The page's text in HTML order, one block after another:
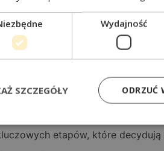
pęcherzyki powietrza i
się. Woda powinna
lekko unieść brzeg, by
następnym co dwa-trzy dni.
– mocno trzyma się w ziemi).
etapów, które decydują
Wydajność
ODRZUĆ
SZCZEGÓŁY